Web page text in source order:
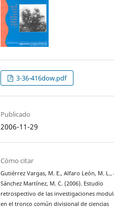
3-36-416dow.pdf
Publicado
2006-11-29
Cómo citar
Gutiérrez Vargas, M. E., Alfaro León, M. L.,
Sánchez Martínez, M. C. (2006). Estudio
retrospectivo de las investigaciones
en el tronco común divisional de ciencias